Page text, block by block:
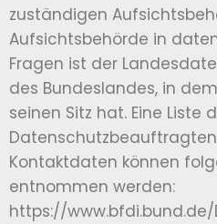
zuständigen
Aufsichtsbehörde in
Fragen ist der
des Bundeslandes, in
seinen Sitz hat. Eine Liste
Kontaktdaten können
entnommen werden:
https://